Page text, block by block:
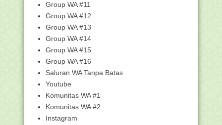
Prosedur Operasional Standar (POS)
Penyelengara Uj...
Kisi-Kisi UAMBN Fikih MA Non
Keagamaan Tahun 2017/...
Bagian Penting Pengisian Data
Capesun 2018
Undangan Peserta PLPG Sesi I
Kemenag Rayon 110
(Sulawesi Tengg...
Kisi-Kisi UM MTs Mapel SKI (Sejarah
Kebudayaan Isl...
Group WA #11
Group WA #12
Group WA #13
Group WA #14
Group WA #15
Group WA #16
Saluran WA Tanpa Batas
Youtube
Komunitas WA #1
Komunitas WA #2
Instagram